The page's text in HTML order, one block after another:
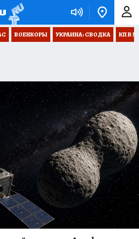
ВОЕНКОРЫ УКРАИНА: СВОДКА КП В